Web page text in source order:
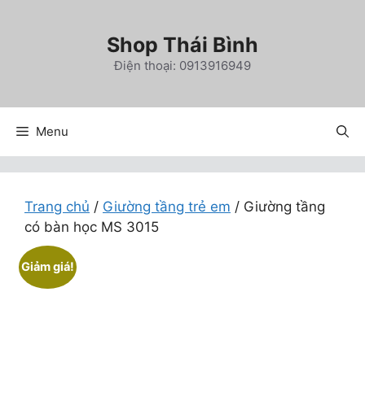
Shop Thái Bình
Điện thoại: 0913916949
Menu
Trang chủ / Giường tầng trẻ em / Giường tầng
có bàn học MS 3015
Giảm giá!